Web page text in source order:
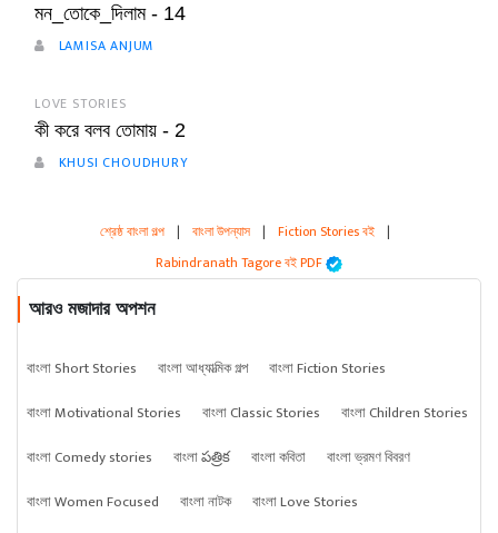
মন_তোকে_দিলাম - 14
LAMISA ANJUM
LOVE STORIES
কী করে বলব তোমায় - 2
KHUSI CHOUDHURY
শ্রেষ্ঠ বাংলা গল্প | বাংলা উপন্যাস | Fiction Stories বই |
Rabindranath Tagore বই PDF
আরও মজাদার অপশন
বাংলা Short Stories বাংলা আধ্যাত্মিক গল্প
বাংলা Fiction Stories
বাংলা Motivational Stories
বাংলা Classic Stories
বাংলা Children Stories
বাংলা Comedy stories
বাংলা పత్రిక বাংলা কবিতা
বাংলা ভ্রমণ বিবরণ
বাংলা Women Focused
বাংলা নাটক
বাংলা Love Stories